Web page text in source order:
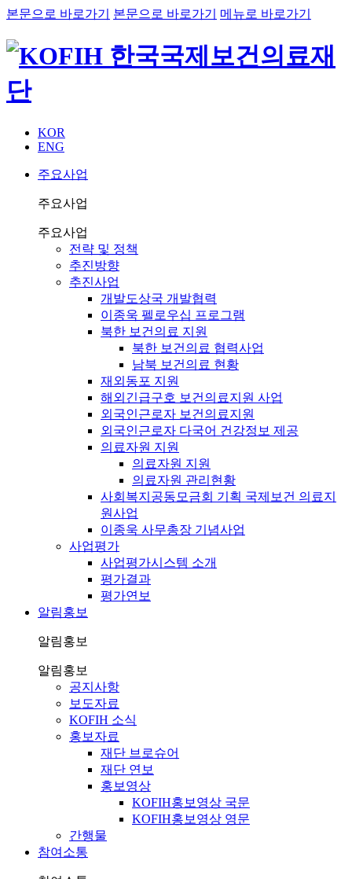
본문으로 바로가기 본문으로 바로가기 메뉴로 바로가기
KOR
ENG
주요사업
주요사업
주요사업
전략 및 정책
추진방향
추진사업
개발도상국 개발협력
이종욱 펠로우십 프로그램
북한 보건의료 지원
북한 보건의료 협력사업
남북 보건의료 현황
재외동포 지원
해외긴급구호 보건의료지원 사업
외국인근로자 보건의료지원
외국인근로자 다국어 건강정보 제공
의료자원 지원
의료자원 지원
의료자원 관리현황
사회복지공동모금회 기획 국제보건 의료지
원사업
이종욱 사무총장 기념사업
사업평가
사업평가시스템 소개
평가결과
평가연보
알림홍보
알림홍보
알림홍보
공지사항
보도자료
KOFIH 소식
홍보자료
재단 브로슈어
재단 연보
홍보영상
KOFIH홍보영상 국문
KOFIH홍보영상 영문
간행물
참여소통